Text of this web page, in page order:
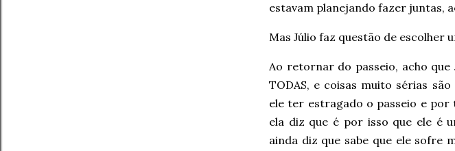
estavam planejando fazer juntas,
Mas Júlio faz questão de escolher
Ao retornar do passeio, acho que
TODAS, e coisas muito sérias
ele ter estragado o passeio e
ela diz que é por isso que ele é
ainda diz que sabe que ele sofre